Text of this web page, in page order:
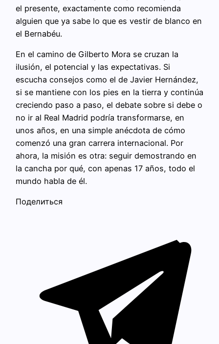
el presente, exactamente como recomienda
alguien que ya sabe lo que es vestir de blanco en
el Bernabéu.
En el camino de Gilberto Mora se cruzan la
ilusión, el potencial y las expectativas. Si
escucha consejos como el de Javier Hernández,
si se mantiene con los pies en la tierra y continúa
creciendo paso a paso, el debate sobre si debe o
no ir al Real Madrid podría transformarse, en
unos años, en una simple anécdota de cómo
comenzó una gran carrera internacional. Por
ahora, la misión es otra: seguir demostrando en
la cancha por qué, con apenas 17 años, todo el
mundo habla de él.
Поделиться